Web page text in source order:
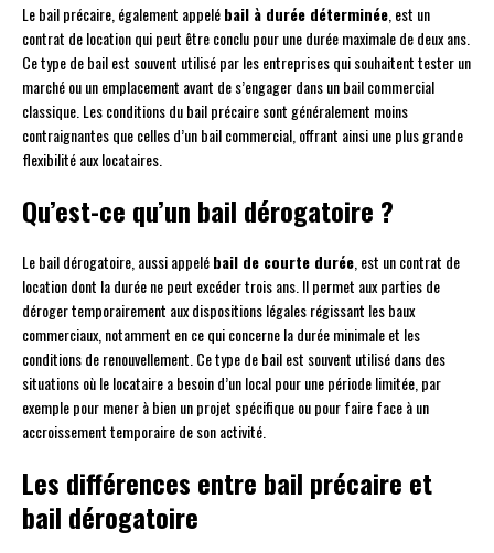
Le bail précaire, également appelébail à durée déterminée , est un
contrat de location qui peut être conclu pour une durée maximale de deux ans.
Ce type de bail est souvent utilisé par les entreprises qui souhaitent tester un
marché ou un emplacement avant de s’engager dans un bail commercial
classique. Les conditions du bail précaire sont généralement moins
contraignantes que celles d’un bail commercial, offrant ainsi une plus grande
flexibilité aux locataires.
Qu’est-ce qu’un bail dérogatoire ?
Le bail dérogatoire, aussi appelébail de courte durée , est un contrat de
location dont la durée ne peut excéder trois ans. Il permet aux parties de
déroger temporairement aux dispositions légales régissant les baux
commerciaux, notamment en ce qui concerne la durée minimale et les
conditions de renouvellement. Ce type de bail est souvent utilisé dans des
situations où le locataire a besoin d’un local pour une période limitée, par
exemple pour mener à bien un projet spécifique ou pour faire face à un
accroissement temporaire de son activité.
Les différences entre bail précaire et
bail dérogatoire